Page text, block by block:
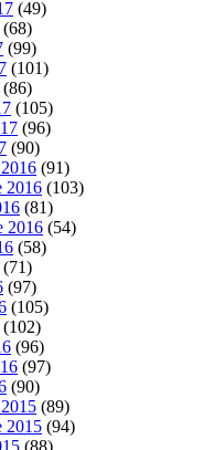
(49)
(68)
(99)
(101)
(86)
(105)
(96)
(90)
(91)
2016 (103)
(81)
2016 (54)
(58)
(71)
(97)
(105)
(102)
(96)
(97)
(90)
(89)
2015 (94)
(88)